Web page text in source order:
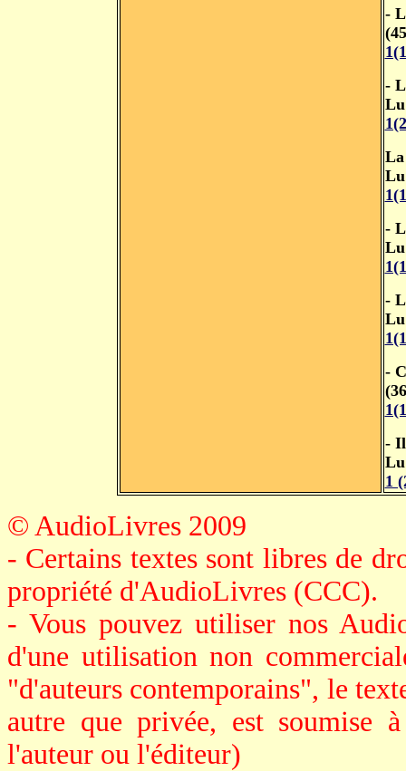
-
-
-
-
-
-
1
© AudioLivres 2009
- Certains textes sont libres de
propriété d'AudioLivres (CCC).
- Vous pouvez utiliser nos
d'une utilisation non
"d'auteurs contemporains", le
autre que privée, est soumise
l'auteur ou l'éditeur)